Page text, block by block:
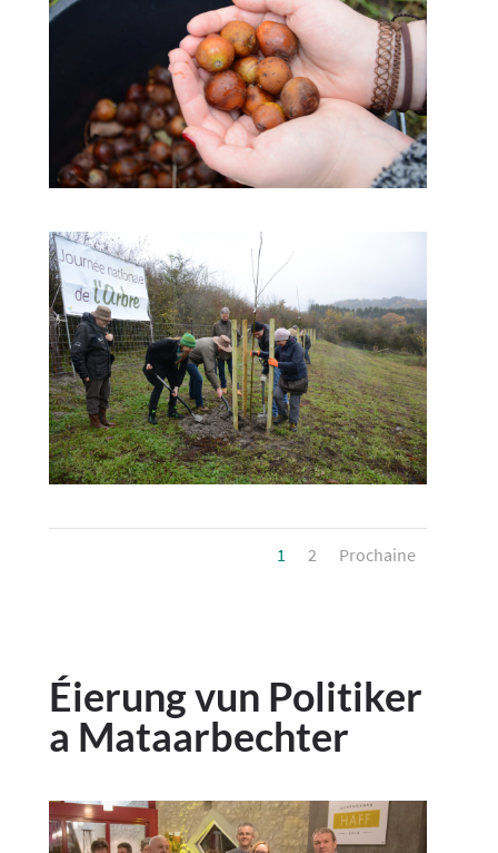
1 2 Prochaine
Éierung vun Politiker
a Mataarbechter